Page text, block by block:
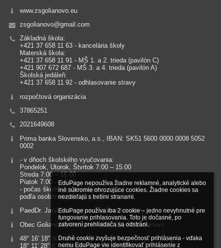
EduPage nepoužíva žiadne reklamné, analytické alebo
iné súkromie ohrozujúce cookies. Žiadne cookies sa
nezdieľajú s tretími stranami.
EduPage používa iba 2 cookie – jedno nevyhnutné pre
fungovanie prihlasovania. Toto je dočasné, po
zatvorení prehliadača sa odstráni.
Druhé cookie zvyšuje bezpečnosť prihlásenia - vďaka
nemu EduPage vie identifikovať prihlásenie z
www.zsgolianovo.eu
zsgolianovo@gmail.com
Základná škola:
+421 37 658 11 63 - kancelária školy
Materská škola:
+421 37 658 11 91 - MŠ 1. a 2. trieda (pavilón C)
+421 907 672 687 - MŠ 3. a 4. trieda (pavilón A)
Školská jedáleň:
+421 37 658 11 92 - odhlasovanie stravy
rozpočtová organizácia
37865251
2021649608
Prima banka Slovensko, a.s., IBAN: SK51 5600 0000 0008 5052
0002
- v dňoch školského vyučovania:
Pondelok, Utorok, Štvrtok 7:00 – 15:00
Streda 7:00 – 16:00
Piatok 7:00 – 14:00
- počas školských prázdnin:
podľa osobitného režimu
PaedDr. Jana Ferenczyová, riaditeľka školy
Obec Golianovo, Golianovo 400, 951 08 Golianovo
48° 16' 18" N - severne
18° 11' 28" E - východne